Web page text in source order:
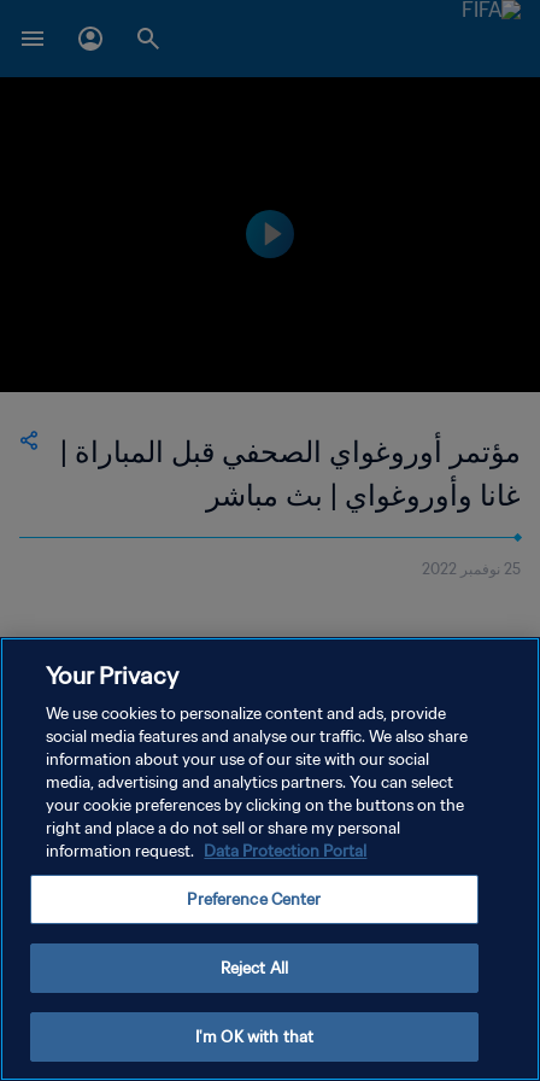
مؤتمر أوروغواي الصحفي قبل المباراة |
غانا وأوروغواي | بث مباشر
25 نوفمبر 2022
سياسة الخصوصية
شروط الخدمة
إدارة تفضيلات ملفات تعريف الارتباط
Your Privacy
We use cookies to personalize content and ads, provide
social media features and analyse our traffic. We also share
information about your use of our site with our social
media, advertising and analytics partners. You can select
your cookie preferences by clicking on the buttons on the
right and place a do not sell or share my personal
information request. Data Protection Portal
Preference Center
Reject All
I'm OK with that